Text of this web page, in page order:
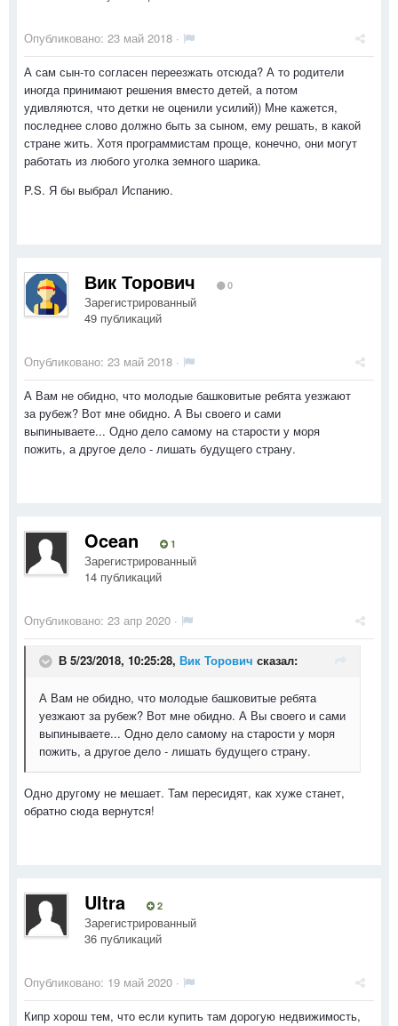
Опубликовано: 23 май 2018 ·
А сам сын-то согласен переезжать отсюда? А то родители
иногда принимают решения вместо детей, а потом
удивляются, что детки не оценили усилий)) Мне кажется,
последнее слово должно быть за сыном, ему решать, в какой
стране жить. Хотя программистам проще, конечно, они могут
работать из любого уголка земного шарика.
P.S. Я бы выбрал Испанию.
Вик Торович 0
Зарегистрированный
49 публикаций
Опубликовано: 23 май 2018 ·
А Вам не обидно, что молодые башковитые ребята уезжают
за рубеж? Вот мне обидно. А Вы своего и сами
выпинываете... Одно дело самому на старости у моря
пожить, а другое дело - лишать будущего страну.
Ocean 1
Зарегистрированный
14 публикаций
Опубликовано: 23 апр 2020 ·
В 5/23/2018, 10:25:28, Вик Торович сказал:
А Вам не обидно, что молодые башковитые ребята
уезжают за рубеж? Вот мне обидно. А Вы своего и сами
выпинываете... Одно дело самому на старости у моря
пожить, а другое дело - лишать будущего страну.
Одно другому не мешает. Там пересидят, как хуже станет,
обратно сюда вернутся!
Ultra 2
Зарегистрированный
36 публикаций
Опубликовано: 19 май 2020 ·
Кипр хорош тем, что если купить там дорогую недвижимость,